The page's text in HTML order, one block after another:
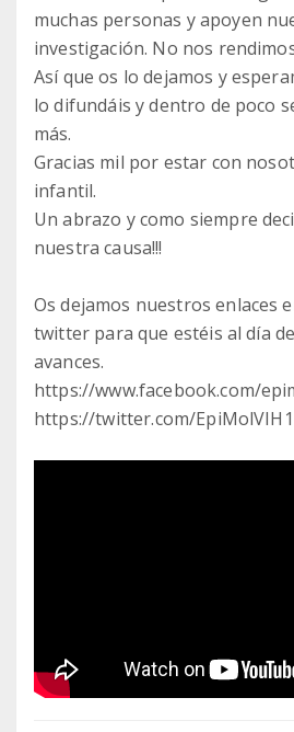
muchas personas y apoyen
investigación. No nos
Así que os lo dejamos y
lo difundáis y dentro de poco
más.
Gracias mil por estar con
infantil.
Un abrazo y como siempre
nuestra causa!!!
Os dejamos nuestros enlaces
twitter para que estéis al día
avances.
https://www.facebook.com/
https://twitter.com/EpiMolVIH1